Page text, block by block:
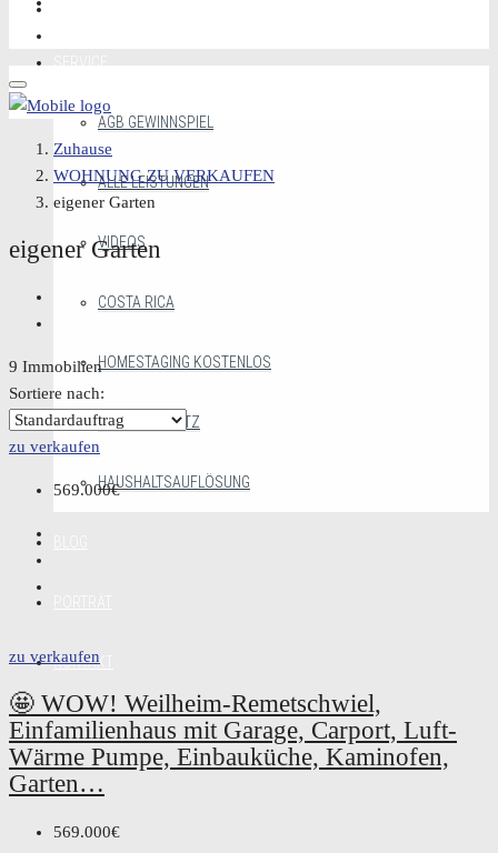
AGB GEWINNSPIEL
ALLE LEISTUNGEN
VIDEOS
COSTA RICA
HOMESTAGING KOSTENLOS
MAKLERGESETZ
HAUSHALTSAUFLÖSUNG
KONTAKT
Zuhause
WOHNUNG ZU VERKAUFEN
eigener Garten
eigener Garten
9 Immobilien
Sortiere nach:
zu verkaufen
569.000€
zu verkaufen
🤩 WOW! Weilheim-Remetschwiel,
Einfamilienhaus mit Garage, Carport, Luft-
Wärme Pumpe, Einbauküche, Kaminofen,
Garten…
569.000€